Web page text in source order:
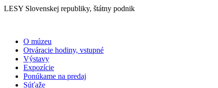
LESY Slovenskej republiky, štátny podnik
O múzeu
Otváracie hodiny, vstupné
Výstavy
Expozície
Ponúkame na predaj
Súťaže